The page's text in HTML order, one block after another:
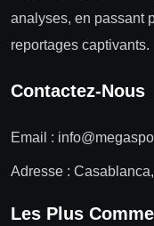
analyses, en passant
reportages captivants.
Contactez-Nous
Email :
Adresse :
Les Plus